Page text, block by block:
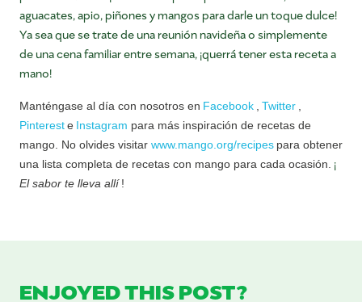
aguacates, apio, piñones y mangos para darle un toque dulce!
Ya sea que se trate de una reunión navideña o simplemente
de una cena familiar entre semana, ¡querrá tener esta receta a
mano!
Manténgase al día con nosotros en Facebook , Twitter ,
Pintereste Instagram para más inspiración de recetas de
mango. No olvides visitar www.mango.org/recipes para obtener
una lista completa de recetas con mango para cada ocasión. ¡
El sabor te lleva allí !
ENJOYED THIS POST?